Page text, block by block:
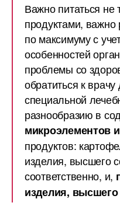
Важно питаться
продуктами, важно
по максимуму с
особенностей
проблемы со
обратиться к
специальной
разнообразию в
микроэлементов
продуктов:
изделия, высшего
соответственно, и,
изделия,